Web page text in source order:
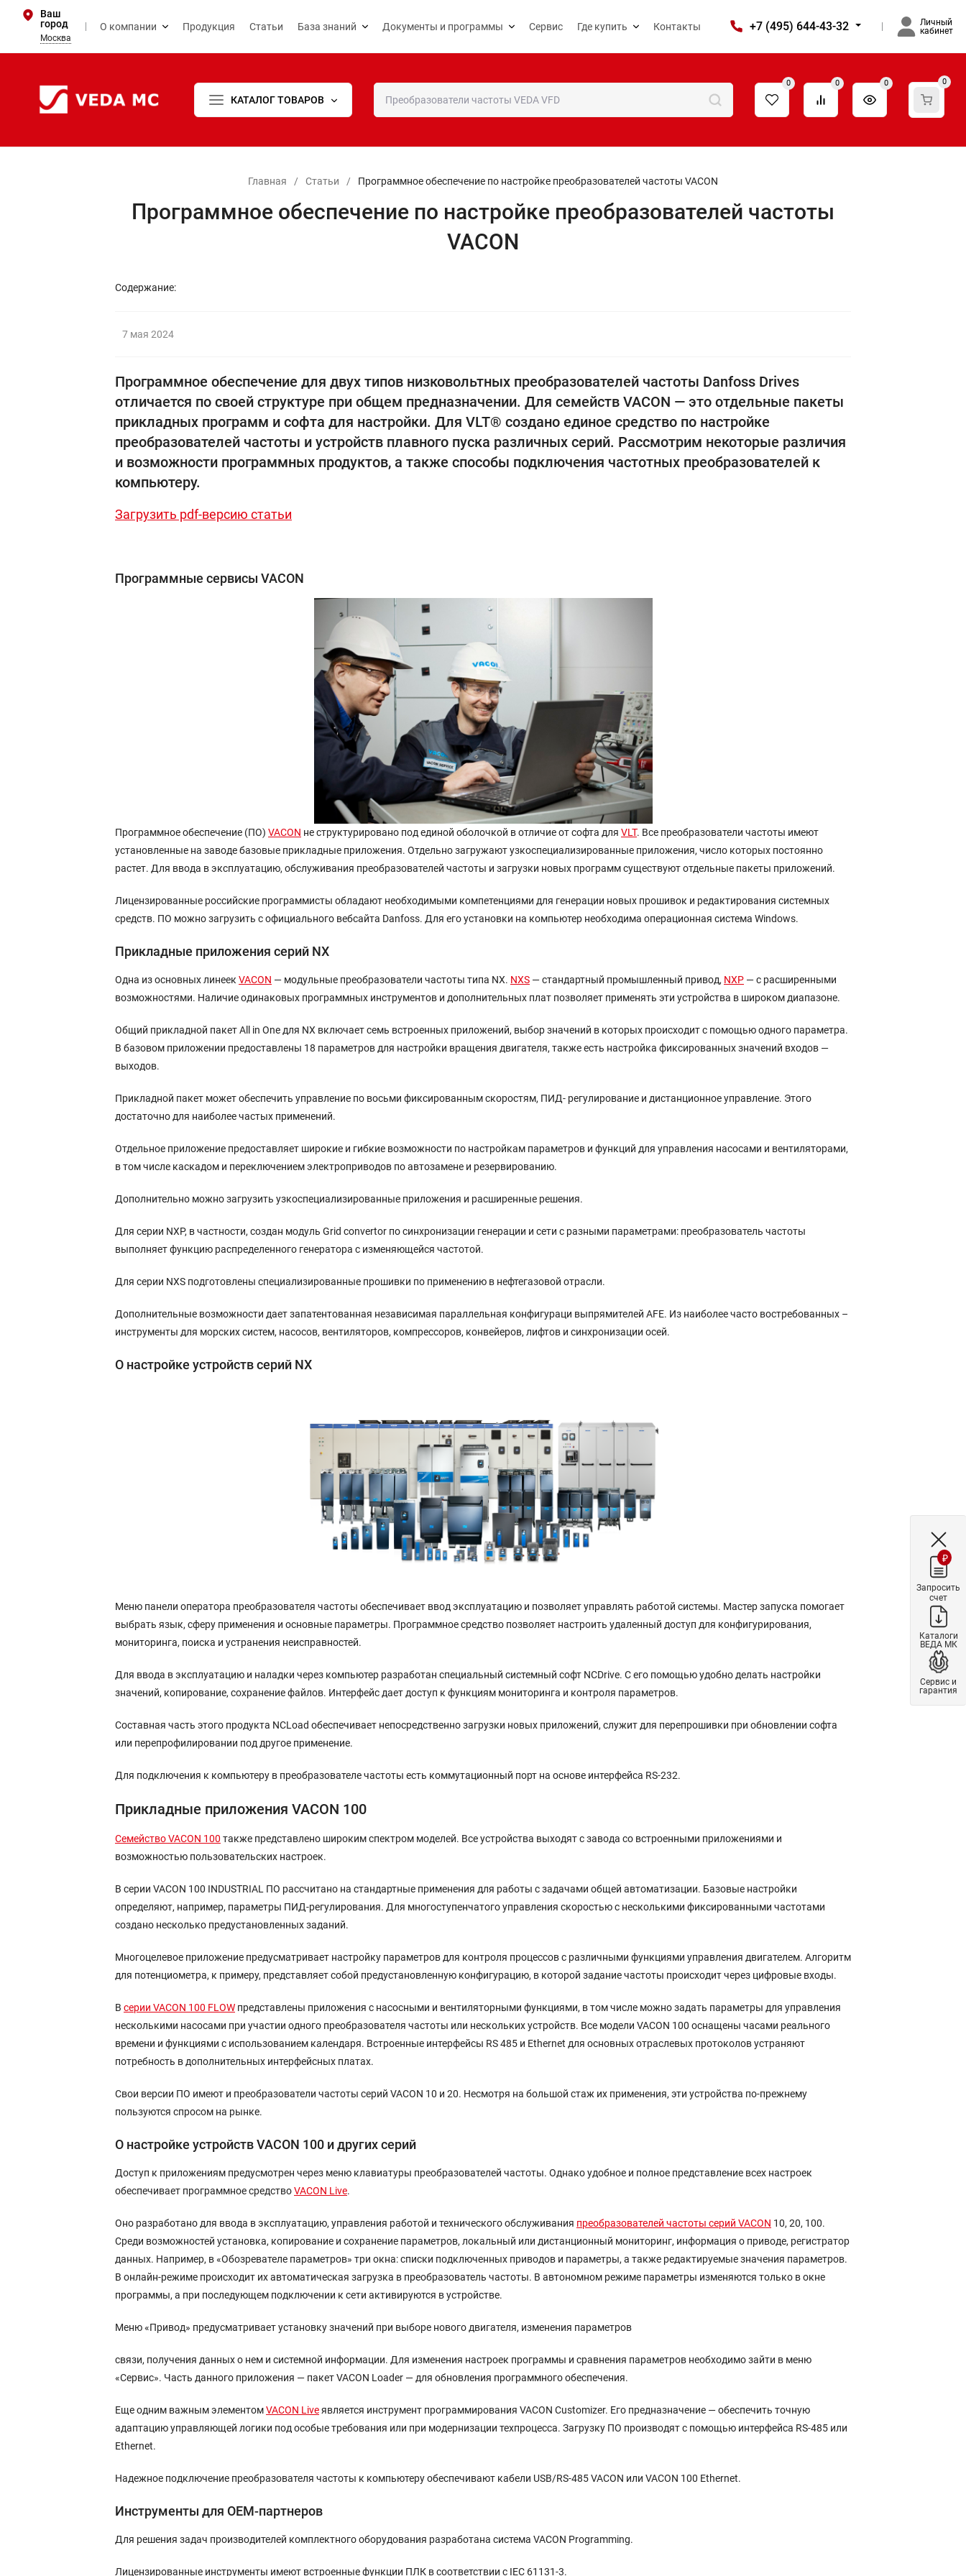
Ваш
город
Москва
О компании Продукция Статьи База знаний Документы и программы Сервис Где купить Контакты +7 (495) 644-43-32
Личный
кабинет
КАТАЛОГ ТОВАРОВ
0 0 0 0
Главная / Статьи / Программное обеспечение по настройке преобразователей частоты VACON
Программное обеспечение по настройке преобразователей частоты
VACON
Содержание:
7 мая 2024
Программное обеспечение для двух типов низковольтных преобразователей частоты Danfoss Drives
отличается по своей структуре при общем предназначении. Для семейств VACON — это отдельные пакеты
прикладных программ и софта для настройки. Для VLT® создано единое средство по настройке
преобразователей частоты и устройств плавного пуска различных серий. Рассмотрим некоторые различия
и возможности программных продуктов, а также способы подключения частотных преобразователей к
компьютеру.
Загрузить pdf-версию статьи
Программные сервисы VACON
Программное обеспечение (ПО) VACON не структурировано под единой оболочкой в отличие от софта для VLT. Все преобразователи частоты имеют
установленные на заводе базовые прикладные приложения. Отдельно загружают узкоспециализированные приложения, число которых постоянно
растет. Для ввода в эксплуатацию, обслуживания преобразователей частоты и загрузки новых программ существуют отдельные пакеты приложений.
Лицензированные российские программисты обладают необходимыми компетенциями для генерации новых прошивок и редактирования системных
средств. ПО можно загрузить с официального вебсайта Danfoss. Для его установки на компьютер необходима операционная система Windows.
Прикладные приложения серий NX
Одна из основных линеек VACON — модульные преобразователи частоты типа NX. NXS — стандартный промышленный привод, NXP — с расширенными
возможностями. Наличие одинаковых программных инструментов и дополнительных плат позволяет применять эти устройства в широком диапазоне.
Общий прикладной пакет All in One для NX включает семь встроенных приложений, выбор значений в которых происходит с помощью одного параметра.
В базовом приложении предоставлены 18 параметров для настройки вращения двигателя, также есть настройка фиксированных значений входов —
выходов.
Прикладной пакет может обеспечить управление по восьми фиксированным скоростям, ПИД- регулирование и дистанционное управление. Этого
достаточно для наиболее частых применений.
Отдельное приложение предоставляет широкие и гибкие возможности по настройкам параметров и функций для управления насосами и вентиляторами,
в том числе каскадом и переключением электроприводов по автозамене и резервированию.
Дополнительно можно загрузить узкоспециализированные приложения и расширенные решения.
Для серии NXP, в частности, создан модуль Grid convertor по синхронизации генерации и сети с разными параметрами: преобразователь частоты
выполняет функцию распределенного генератора с изменяющейся частотой.
Для серии NXS подготовлены специализированные прошивки по применению в нефтегазовой отрасли.
Дополнительные возможности дает запатентованная независимая параллельная конфигураци выпрямителей AFE. Из наиболее часто востребованных –
инструменты для морских систем, насосов, вентиляторов, компрессоров, конвейеров, лифтов и синхронизации осей.
О настройке устройств серий NX
Меню панели оператора преобразователя частоты обеспечивает ввод эксплуатацию и позволяет управлять работой системы. Мастер запуска помогает
выбрать язык, сферу применения и основные параметры. Программное средство позволяет настроить удаленный доступ для конфигурирования,
мониторинга, поиска и устранения неисправностей.
Для ввода в эксплуатацию и наладки через компьютер разработан специальный системный софт NCDrive. С его помощью удобно делать настройки
значений, копирование, сохранение файлов. Интерфейс дает доступ к функциям мониторинга и контроля параметров.
Составная часть этого продукта NCLoad обеспечивает непосредственно загрузки новых приложений, служит для перепрошивки при обновлении софта
или перепрофилировании под другое применение.
Для подключения к компьютеру в преобразователе частоты есть коммутационный порт на основе интерфейса RS-232.
Прикладные приложения VACON 100
Семейство VACON 100 также представлено широким спектром моделей. Все устройства выходят с завода со встроенными приложениями и
возможностью пользовательских настроек.
В серии VACON 100 INDUSTRIAL ПО рассчитано на стандартные применения для работы с задачами общей автоматизации. Базовые настройки
определяют, например, параметры ПИД-регулирования. Для многоступенчатого управления скоростью с несколькими фиксированными частотами
создано несколько предустановленных заданий.
Многоцелевое приложение предусматривает настройку параметров для контроля процессов с различными функциями управления двигателем. Алгоритм
для потенциометра, к примеру, представляет собой предустановленную конфигурацию, в которой задание частоты происходит через цифровые входы.
В серии VACON 100 FLOW представлены приложения с насосными и вентиляторными функциями, в том числе можно задать параметры для управления
несколькими насосами при участии одного преобразователя частоты или нескольких устройств. Все модели VACON 100 оснащены часами реального
времени и функциями с использованием календаря. Встроенные интерфейсы RS 485 и Ethernet для основных отраслевых протоколов устраняют
потребность в дополнительных интерфейсных платах.
Свои версии ПО имеют и преобразователи частоты серий VACON 10 и 20. Несмотря на большой стаж их применения, эти устройства по-прежнему
пользуются спросом на рынке.
О настройке устройств VACON 100 и других серий
Доступ к приложениям предусмотрен через меню клавиатуры преобразователей частоты. Однако удобное и полное представление всех настроек
обеспечивает программное средствоVACON Live.
Оно разработано для ввода в эксплуатацию, управления работой и технического обслуживания преобразователей частоты серий VACON 10, 20, 100.
Среди возможностей установка, копирование и сохранение параметров, локальный или дистанционный мониторинг, информация о приводе, регистратор
данных. Например, в «Обозревателе параметров» три окна: списки подключенных приводов и параметры, а также редактируемые значения параметров.
В онлайн-режиме происходит их автоматическая загрузка в преобразователь частоты. В автономном режиме параметры изменяются только в окне
программы, а при последующем подключении к сети активируются в устройстве.
Меню «Привод» предусматривает установку значений при выборе нового двигателя, изменения параметров
связи, получения данных о нем и системной информации. Для изменения настроек программы и сравнения параметров необходимо зайти в меню
«Сервис». Часть данного приложения — пакет VACON Loader — для обновления программного обеспечения.
Еще одним важным элементомVACON Liveявляется инструмент программирования VACON Customizer. Его предназначение — обеспечить точную
адаптацию управляющей логики под особые требования или при модернизации техпроцесса. Загрузку ПО производят с помощью интерфейса RS-485 или
Ethernet.
Надежное подключение преобразователя частоты к компьютеру обеспечивают кабели USB/RS-485 VACON или VACON 100 Ethernet.
Инструменты для OEM-партнеров
Для решения задач производителей комплектного оборудования разработана система VACON Programming.
Лицензированные инструменты имеют встроенные функции ПЛК в соответствии с IEC 61131-3.
₽
Запросить
счет
Каталоги
ВЕДА МК
Сервис и
гарантия